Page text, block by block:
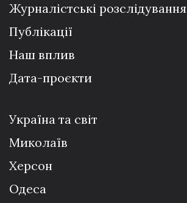
Журналістські розслідування
Публікації
Наш вплив
Дата-проєкти
Україна та світ
Миколаїв
Херсон
Одеса